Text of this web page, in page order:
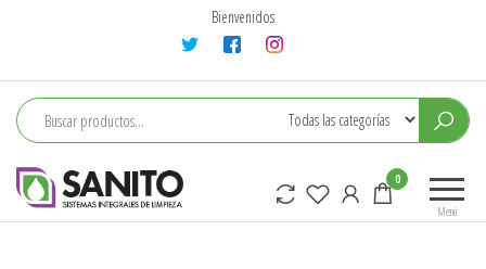
Bienvenidos
Menú
0